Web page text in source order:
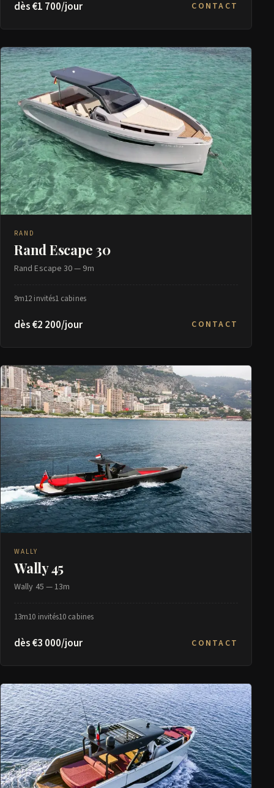
dès €1 700/jour CONTACT
RAND
Rand Escape 30
Rand Escape 30 — 9m
9m12 invités1 cabines
dès €2 200/jour CONTACT
WALLY
Wally 45
Wally 45 — 13m
13m10 invités10 cabines
dès €3 000/jour CONTACT